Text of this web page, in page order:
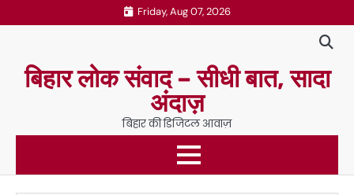
to
Friday, Aug 07, 2026
बिहार लोक संवाद – सीधी बात, सादा
अंदाज़
बिहार की डिजिटल आवाज़